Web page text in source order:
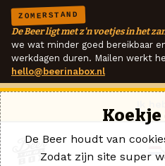
ZOMERSTAND
De Beer ligt met z'n voetjes in het
we wat minder goed bereikbaar
werkdagen duren. Mailen werkt
hello@beerinabox.nl
De Beer houdt van
Zodat zijn site super